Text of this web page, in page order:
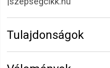
Tulajdonságok